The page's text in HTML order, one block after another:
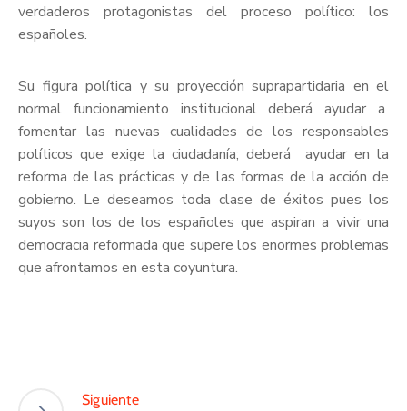
verdaderos protagonistas del proceso político: los
españoles.
Su figura política y su proyección suprapartidaria en el
normal funcionamiento institucional deberá ayudar a
fomentar las nuevas cualidades de los responsables
políticos que exige la ciudadanía; deberá ayudar en la
reforma de las prácticas y de las formas de la acción de
gobierno. Le deseamos toda clase de éxitos pues los
suyos son los de los españoles que aspiran a vivir una
democracia reformada que supere los enormes problemas
que afrontamos en esta coyuntura.
Siguiente